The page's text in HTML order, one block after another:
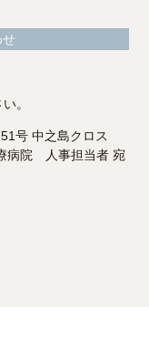
。
号 中之島クロス
病院 人事担当者 宛